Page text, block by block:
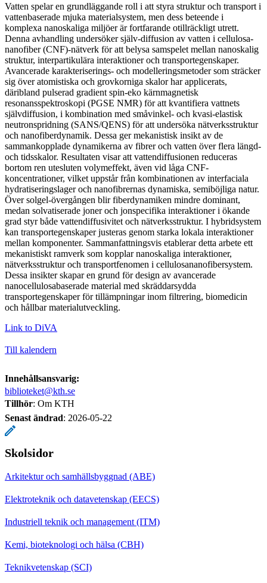
Vatten spelar en grundläggande roll i att styra struktur och transport i
vattenbaserade mjuka materialsystem, men dess beteende i
komplexa nanoskaliga miljöer är fortfarande otillräckligt utrett.
Denna avhandling undersöker själv-diffusion av vatten i cellulosa-
nanofiber (CNF)-nätverk för att belysa samspelet mellan nanoskalig
struktur, interpartikulära interaktioner och transportegenskaper.
Avancerade karakteriserings- och modelleringsmetoder som sträcker
sig över atomistiska och grovkorniga skalor har applicerats,
däribland pulserad gradient spin-eko kärnmagnetisk
resonansspektroskopi (PGSE NMR) för att kvantifiera vattnets
självdiffusion, i kombination med småvinkel- och kvasi-elastisk
neutronspridning (SANS/QENS) för att undersöka nätverksstruktur
och nanofiberdynamik. Dessa ger mekanistisk insikt av de
sammankopplade dynamikerna av fibrer och vatten över flera längd-
och tidsskalor. Resultaten visar att vattendiffusionen reduceras
bortom ren utesluten volymeffekt, även vid låga CNF-
koncentrationer, vilket uppstår från kombinationen av interfaciala
hydratiseringslager och nanofibrernas dynamiska, semiböjliga natur.
Över solgel-övergången blir fiberdynamiken mindre dominant,
medan solvatiserade joner och jonspecifika interaktioner i ökande
grad styr både vattendiffusivitet och nätverksstruktur. I hybridsystem
kan transportegenskaper justeras genom starka lokala interaktioner
mellan komponenter. Sammanfattningsvis etablerar detta arbete ett
mekanistiskt ramverk som kopplar nanoskaliga interaktioner,
nätverksstruktur och transportfenomen i cellulosananofibersystem.
Dessa insikter skapar en grund för design av avancerade
nanocellulosabaserade material med skräddarsydda
transportegenskaper för tillämpningar inom filtrering, biomedicin
och hållbar materialutveckling.
Link to DiVA
Till kalendern
Innehållsansvarig:
biblioteket@kth.se
Tillhör: Om KTH
Senast ändrad: 2026-05-22
Skolsidor
Arkitektur och samhällsbyggnad (ABE)
Elektroteknik och datavetenskap (EECS)
Industriell teknik och management (ITM)
Kemi, bioteknologi och hälsa (CBH)
Teknikvetenskap (SCI)